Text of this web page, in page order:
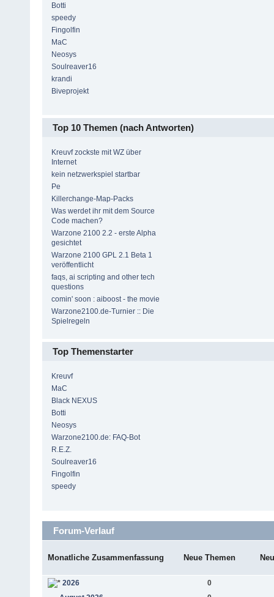
Botti
speedy
Fingolfin
MaC
Neosys
Soulreaver16
krandi
Biveprojekt
Top 10 Themen (nach Antworten)
Kreuvf zockste mit WZ über
Internet
kein netzwerkspiel startbar
Pe
Killerchange-Map-Packs
Was werdet ihr mit dem Source
Code machen?
Warzone 2100 2.2 - erste Alpha
gesichtet
Warzone 2100 GPL 2.1 Beta 1
veröffentlicht
faqs, ai scripting and other tech
questions
comin' soon : aiboost - the movie
Warzone2100.de-Turnier :: Die
Spielregeln
Top Themenstarter
Kreuvf
MaC
Black NEXUS
Botti
Neosys
Warzone2100.de: FAQ-Bot
R.E.Z.
Soulreaver16
Fingolfin
speedy
Forum-Verlauf
Monatliche Zusammenfassung Neue Themen
2026
0